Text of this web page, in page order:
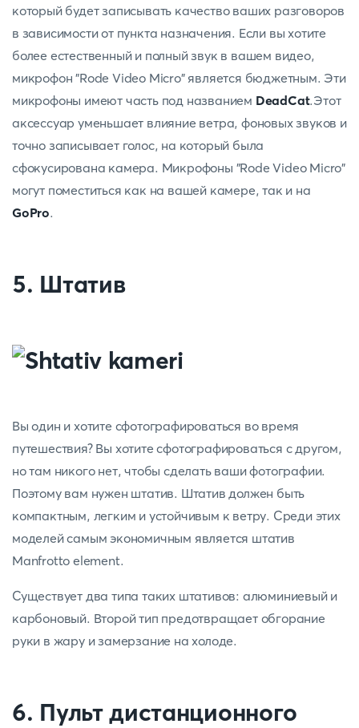
который будет записывать качество ваших разговоров
в зависимости от пункта назначения. Если вы хотите
более естественный и полный звук в вашем видео,
микрофон "Rode Video Micro" является бюджетным. Эти
микрофоны имеют часть под названием DeadCat.Этот
аксессуар уменьшает влияние ветра, фоновых звуков и
точно записывает голос, на который была
сфокусирована камера. Микрофоны "Rode Video Micro"
могут поместиться как на вашей камере, так и на
GoPro.
5. Штатив
Вы один и хотите сфотографироваться во время
путешествия? Вы хотите сфотографироваться с другом,
но там никого нет, чтобы сделать ваши фотографии.
Поэтому вам нужен штатив. Штатив должен быть
компактным, легким и устойчивым к ветру. Среди этих
моделей самым экономичным является штатив
Manfrotto element.
Существует два типа таких штативов: алюминиевый и
карбоновый. Второй тип предотвращает обгорание
руки в жару и замерзание на холоде.
6. Пульт дистанционного